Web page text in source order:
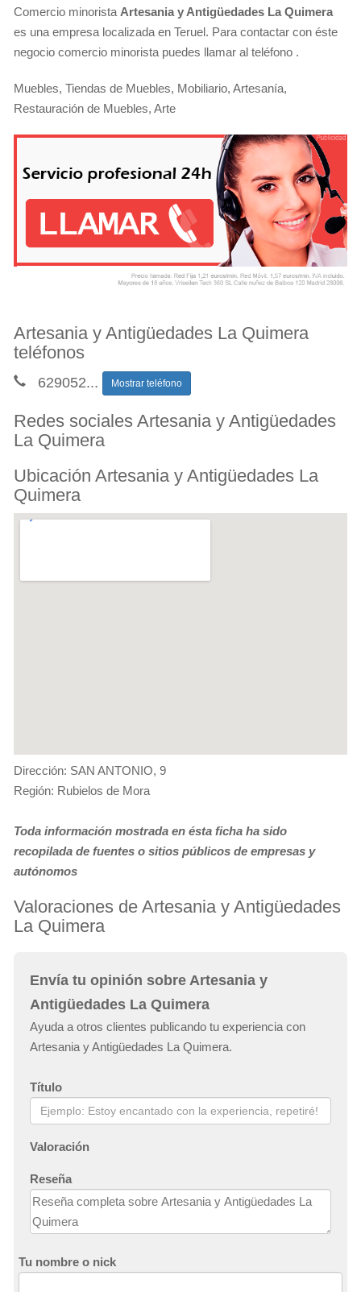
Comercio minorista Artesania y Antigüedades La Quimera
es una empresa localizada en Teruel. Para contactar con éste
negocio comercio minorista puedes llamar al teléfono .
Muebles, Tiendas de Muebles, Mobiliario, Artesanía,
Restauración de Muebles, Arte
Artesania y Antigüedades La Quimera
teléfonos
629052... Mostrar teléfono
Redes sociales Artesania y Antigüedades
La Quimera
Ubicación Artesania y Antigüedades La
Quimera
Dirección: SAN ANTONIO, 9
Región: Rubielos de Mora
Toda información mostrada en ésta ficha ha sido
recopilada de fuentes o sitios públicos de empresas y
autónomos
Valoraciones de Artesania y Antigüedades
La Quimera
Envía tu opinión sobre Artesania y
Antigüedades La Quimera
Ayuda a otros clientes publicando tu experiencia con
Artesania y Antigüedades La Quimera.
Título
Valoración
Reseña
Tu nombre o nick